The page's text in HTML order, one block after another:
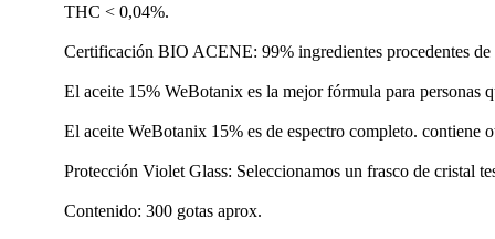
THC < 0,04%.
Certificación BIO ACENE: 99% ingredientes procedentes
El aceite 15% WeBotanix es la mejor fórmula para
El aceite WeBotanix 15% es de espectro completo. contiene
Protección Violet Glass: Seleccionamos un frasco de cristal
Contenido: 300 gotas aprox.